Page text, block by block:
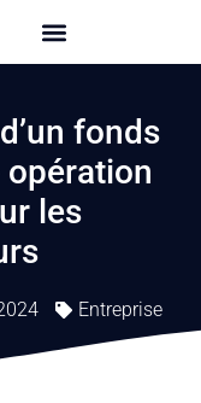
fonds
les
Entreprise